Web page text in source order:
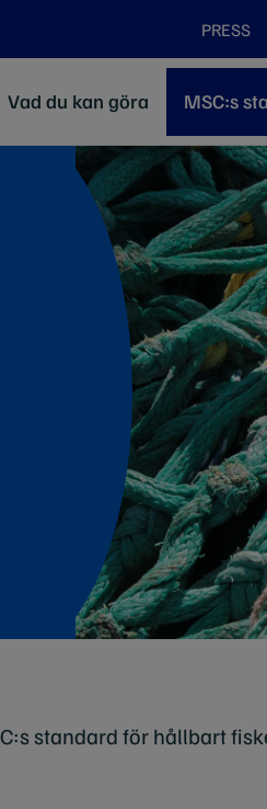
PRESS
Vad du kan göra MSC:s
standard för hållbart